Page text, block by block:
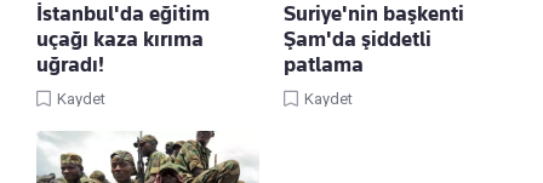
İstanbul'da eğitim
uçağı kaza kırıma
uğradı!
Kaydet
Suriye'nin başkenti
Şam'da şiddetli
patlama
Kaydet